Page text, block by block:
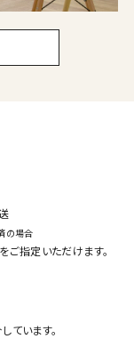
の場合
指定いただけます。
ています。